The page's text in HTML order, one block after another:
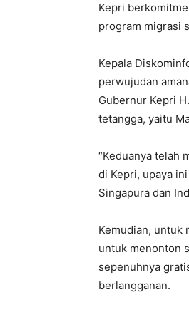
Kepri
program migrasi
Kepala
perwujudan
Gubernur Kepri
tetangga, yaitu
“Keduanya telah
di Kepri, upaya
Singapura dan
Kemudian, untuk
untuk menonton
sepenuhnya
berlangganan.